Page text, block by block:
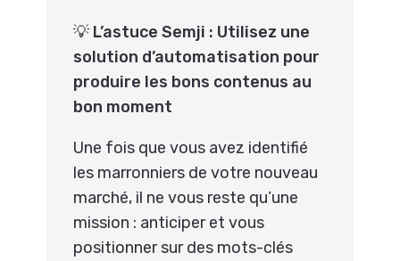
💡 L’astuce Semji : Utilisez une
solution d’automatisation pour
produire les bons contenus au
bon moment
Une fois que vous avez identifié
les marronniers de votre nouveau
marché, il ne vous reste qu’une
mission : anticiper et vous
positionner sur des mots-clés